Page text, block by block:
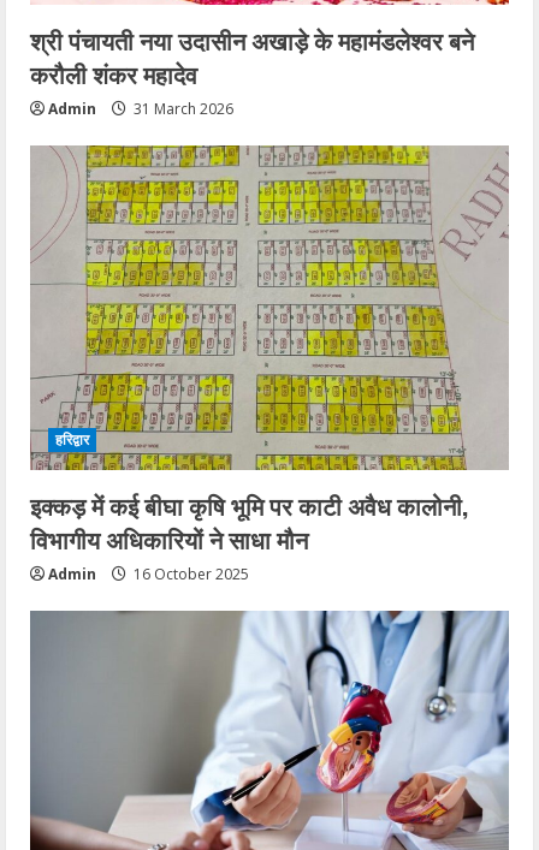
श्री पंचायती नया उदासीन अखाड़े के महामंडलेश्वर बने
करौली शंकर महादेव
Admin 31 March 2026
हरिद्वार
इक्कड़ में कई बीघा कृषि भूमि पर काटी अवैध कालोनी,
विभागीय अधिकारियों ने साधा मौन
Admin 16 October 2025